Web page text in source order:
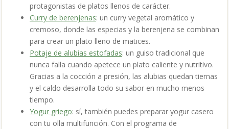
protagonistas de platos llenos de carácter.
Curry de berenjenas: un curry vegetal aromático y
cremoso, donde las especias y la berenjena se combinan
para crear un plato lleno de matices.
Potaje de alubias estofadas: un guiso tradicional que
nunca falla cuando apetece un plato caliente y nutritivo.
Gracias a la cocción a presión, las alubias quedan tiernas
y el caldo desarrolla todo su sabor en mucho menos
tiempo.
Yogur griego: sí, también puedes preparar yogur casero
con tu olla multifunción. Con el programa de